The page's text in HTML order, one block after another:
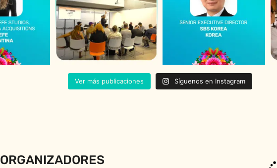
Ver más publicaciones Síguenos en Instagram
ORGANIZADORES